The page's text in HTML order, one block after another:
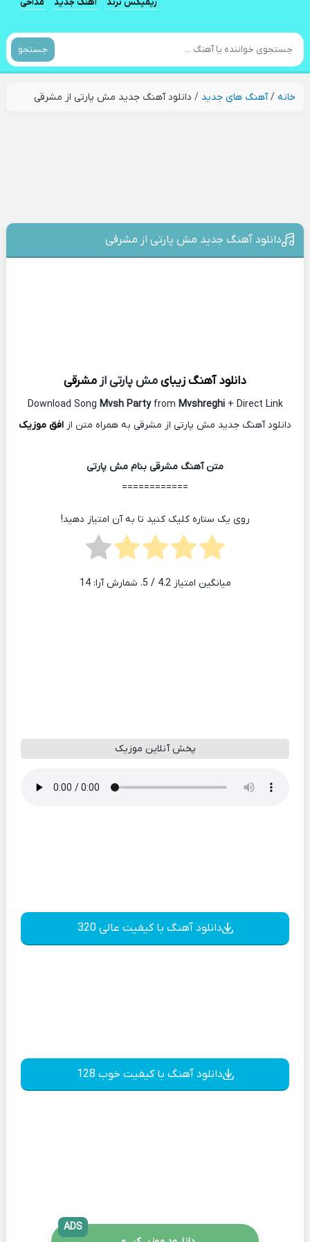
جستجو
خانه/آهنگ های جدید / دانلود آهنگ جدید مش پارتی از مشرقی
دانلود آهنگ جدید مش پارتی از مشرقی
دانلود آهنگ زیبایمش پارتی ازمشرقی
Download Song Mvsh Partyfrom Mvshreghi+ Direct Link
دانلود آهنگ جدید مش پارتی از مشرقی به همراه متن از افق موزیک
متن آهنگ مشرقی بنام مش پارتی
============
روی یک ستاره کلیک کنید تا به آن امتیاز دهید!
میانگین امتیاز4.2 / 5. شمارش آرا: 14
پخش آنلاین موزیک
دانلود آهنگ با کیفیت عالی 320
دانلود آهنگ با کیفیت خوب 128
ADS